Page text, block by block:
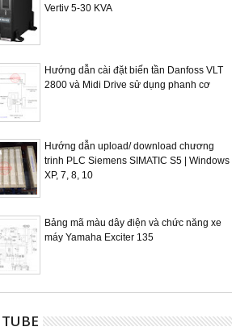
Vertiv 5-30 KVA
Hướng dẫn cài đặt biến tần Danfoss VLT
2800 và Midi Drive sử dụng phanh cơ
Hướng dẫn upload/ download chương
trinh PLC Siemens SIMATIC S5 | Windows
XP, 7, 8, 10
Bảng mã màu dây điện và chức năng xe
máy Yamaha Exciter 135